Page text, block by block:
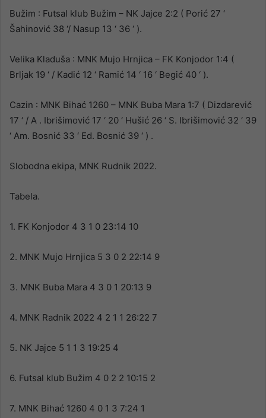
Bužim : Futsal klub Bužim – NK Jajce 2:2 ( Porić 27 ‘
Šahinović 38 ‘/ Nasup 13 ‘ 36 ‘ ).
Velika Kladuša : MNK Mujo Hrnjica – FK Konjodor 1:4 (
Brljak 19 ‘ / Kadić 12 ‘ Ramić 14 ‘ 16 ‘ Begić 40 ‘ ).
Cazin : MNK Bihać 1260 – MNK Buba Mara 1:7 ( Dizdarević
17 ‘ / A . Ibrišimović 17 ‘ 20 ‘ Hušić 26 ‘ S. Ibrišimović 32 ‘ 39
‘ Am. Bosnić 33 ‘ Ed. Bosnić 39 ‘ ) .
Slobodna ekipa, MNK Rudnik 2022.
Tabela.
1. FK Konjodor 4 3 1 0 23:14 10
2. MNK Mujo Hrnjica 5 3 0 2 22:14 9
3. MNK Buba Mara 4 3 0 1 20:13 9
4. MNK Radnik 2022 4 2 1 1 26:22 7
5. NK Jajce 5 1 1 3 19:25 4
6. Futsal klub Bužim 4 0 2 2 10:15 2
7. MNK Bihać 1260 4 0 1 3 7:24 1